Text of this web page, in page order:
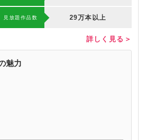
⾒放題作品数 29万本以上
詳しく見る＞
魅力